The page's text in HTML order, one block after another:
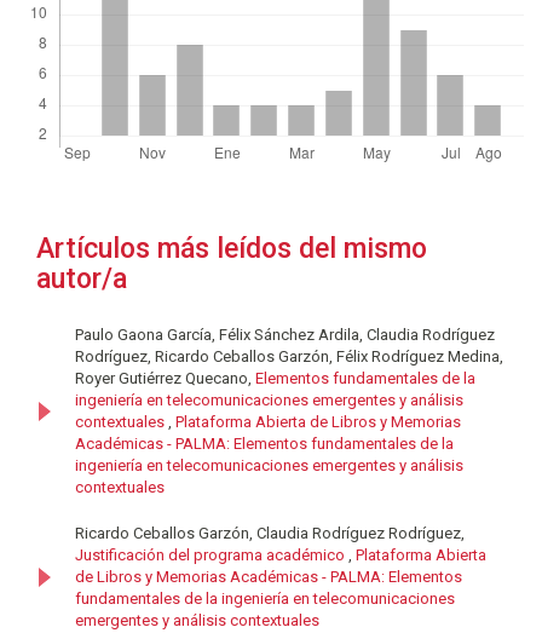
Artículos más leídos del mismo
autor/a
Paulo Gaona García, Félix Sánchez Ardila, Claudia Rodríguez
Rodríguez, Ricardo Ceballos Garzón, Félix Rodríguez Medina,
Royer Gutiérrez Quecano, Elementos fundamentales de la
ingeniería en telecomunicaciones emergentes y análisis
contextuales , Plataforma Abierta de Libros y Memorias
Académicas - PALMA: Elementos fundamentales de la
ingeniería en telecomunicaciones emergentes y análisis
contextuales
Ricardo Ceballos Garzón, Claudia Rodríguez Rodríguez,
Justificación del programa académico , Plataforma Abierta
de Libros y Memorias Académicas - PALMA: Elementos
fundamentales de la ingeniería en telecomunicaciones
emergentes y análisis contextuales